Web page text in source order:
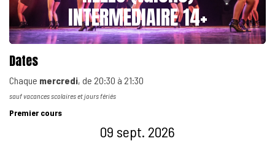
INTERMEDIAIRE 14+
Dates
Chaque mercredi, de 20:30 à 21:30
sauf vacances scolaires et jours fériés
Premier cours
09 sept. 2026